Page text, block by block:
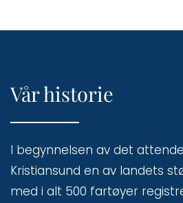
Vår historie
I begynnelsen av det
Kristiansund en av landets
med i alt 500 fartøyer